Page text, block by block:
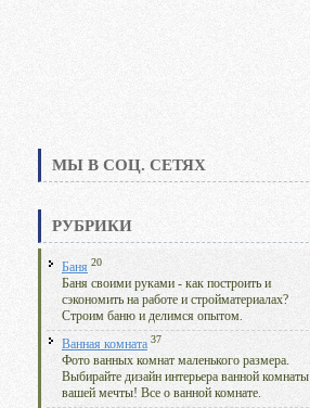
МЫ В СОЦ. СЕТЯХ
РУБРИКИ
Баня 20
Баня своими руками - как построить и
сэкономить на работе и стройматериалах?
Строим баню и делимся опытом.
Ванная комната 37
Фото ванных комнат маленького размера.
Выбирайте дизайн интерьера ванной комнаты
вашей мечты! Все о ванной комнате.